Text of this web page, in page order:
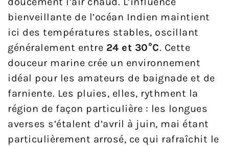
bienveillante de l’océan Indien maintient
ici des températures stables, oscillant
généralement entre 24 et 30°C. Cette
douceur marine crée un environnement
idéal pour les amateurs de baignade et de
farniente. Les pluies, elles, rythment la
région de façon particulière : les longues
averses s’étalent d’avril à juin, mai étant
particulièrement arrosé, ce qui rafraîchit le